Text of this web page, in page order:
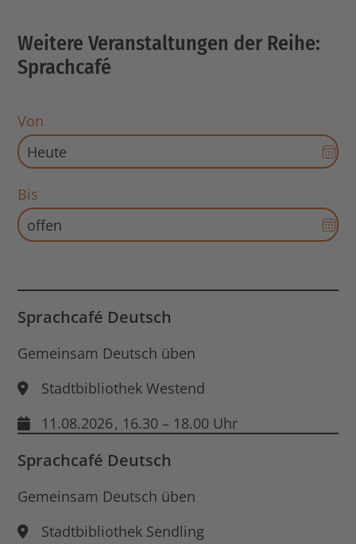
Weitere Veranstaltungen der Reihe:
Sprachcafé
Von
Bis
Sprachcafé Deutsch
Gemeinsam Deutsch üben
Stadtbibliothek Westend
11.08.2026, 16.30 – 18.00 Uhr
Sprachcafé Deutsch
Gemeinsam Deutsch üben
Stadtbibliothek Sendling